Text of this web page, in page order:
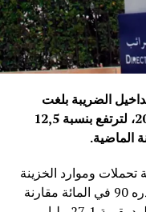
الضريبة بلغت
243,75 مليار درهم عند متم أكتوبر 2024، لترتفع بنسبة 12,5
الماضية.
وموارد الخزينة
أن هذه المداخيل سجلت معدل إنجاز قدره 90 في المائة مقارنة